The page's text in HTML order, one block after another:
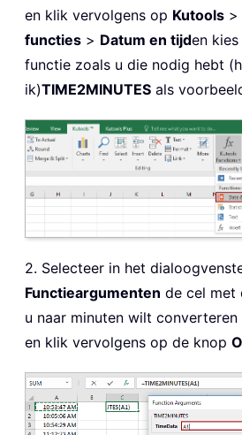
en klik vervolgens op Kutools >
functies > Datum en tijden
functie zoals u die nodig hebt
ik)TIME2MINUTES als
2. Selecteer in het
Functieargumenten de cel met
u naar minuten wilt converteren
en klik vervolgens op de knop